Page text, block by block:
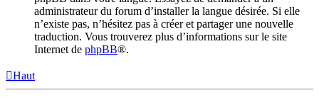
administrateur du forum d’installer la langue désirée. Si elle
n’existe pas, n’hésitez pas à créer et partager une nouvelle
traduction. Vous trouverez plus d’informations sur le site
Internet de phpBB®.
Haut